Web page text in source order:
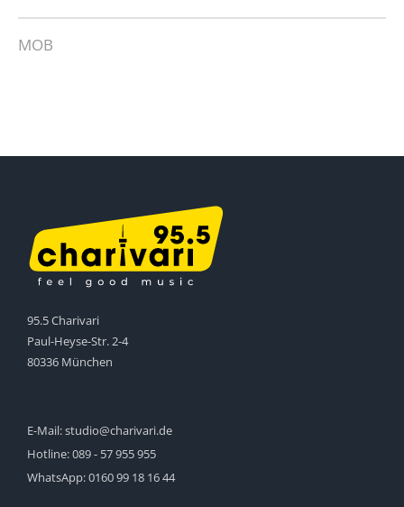
MOB
95.5 Charivari
Paul-Heyse-Str. 2-4
80336 München
E-Mail:studio@charivari.de
Hotline:089 - 57 955 955
WhatsApp:0160 99 18 16 44